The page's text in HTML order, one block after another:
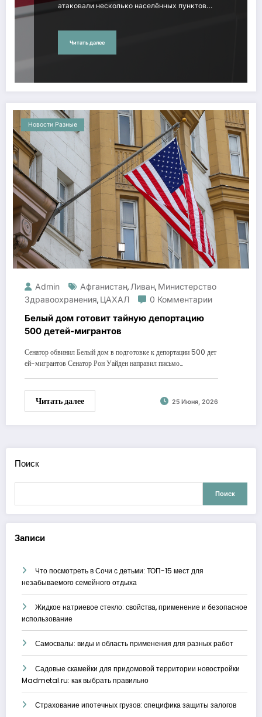
атаковали несколько населённых пунктов…
Читать далее
Новости Разные
Admin Афганистан,Ливан, Министерство
Здравоохранения, ЦАХАЛ 0 Комментарии
Белый дом готовит тайную депортацию
500 детей-мигрантов
Сенатор обвинил Белый дом в подготовке к депортации 500 дет
ей-мигрантов Сенатор Рон Уайден направил письмо…
Читать далее 25 Июня, 2026
Поиск
Поиск
Записи
Что посмотреть в Сочи с детьми: ТОП-15 мест для
незабываемого семейного отдыха
Жидкое натриевое стекло: свойства, применение и безопасное
использование
Самосвалы: виды и область применения для разных работ
Садовые скамейки для придомовой территории новостройки
Madmetal.ru: как выбрать правильно
Страхование ипотечных грузов: специфика защиты залогов